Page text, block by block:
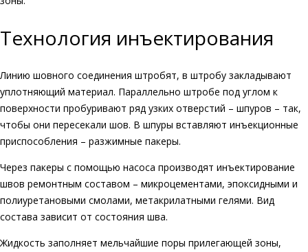
Технология инъектирования
Линию шовного соединения штробят, в штробу закладывают
уплотняющий материал. Параллельно штробе под углом к
поверхности пробуривают ряд узких отверстий – шпуров – так,
чтобы они пересекали шов. В шпуры вставляют инъекционные
приспособления – разжимные пакеры.
Через пакеры с помощью насоса производят инъектирование
швов ремонтным составом – микроцементами, эпоксидными и
полиуретановыми смолами, метакрилатными гелями. Вид
состава зависит от состояния шва.
Жидкость заполняет мельчайшие поры прилегающей зоны,